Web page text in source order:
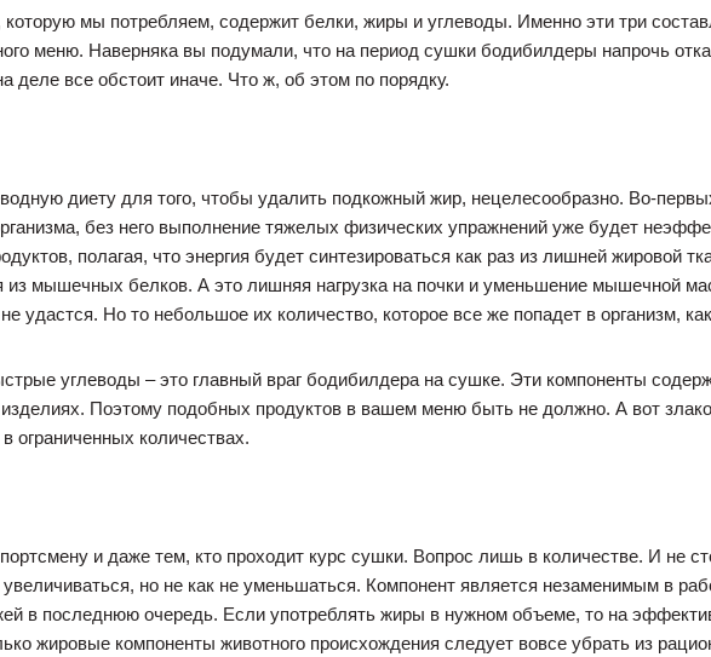
которую мы потребляем, содержит белки, жиры и углеводы. Именно эти три
меню. Наверняка вы подумали, что на период сушки бодибилдеры напрочь
деле все обстоит иначе. Что ж, об этом по порядку.
диету для того, чтобы удалить подкожный жир, нецелесообразно. Во-
без него выполнение тяжелых физических упражнений уже будет
полагая, что энергия будет синтезироваться как раз из лишней жировой
из мышечных белков. А это лишняя нагрузка на почки и уменьшение мышечной
удастся. Но то небольшое их количество, которое все же попадет в организм,
углеводы – это главный враг бодибилдера на сушке. Эти компоненты
Поэтому подобных продуктов в вашем меню быть не должно. А вот
ограниченных количествах.
и даже тем, кто проходит курс сушки. Вопрос лишь в количестве. И не
но не как не уменьшаться. Компонент является незаменимым в
в последнюю очередь. Если употреблять жиры в нужном объеме, то на
жировые компоненты животного происхождения следует вовсе убрать из